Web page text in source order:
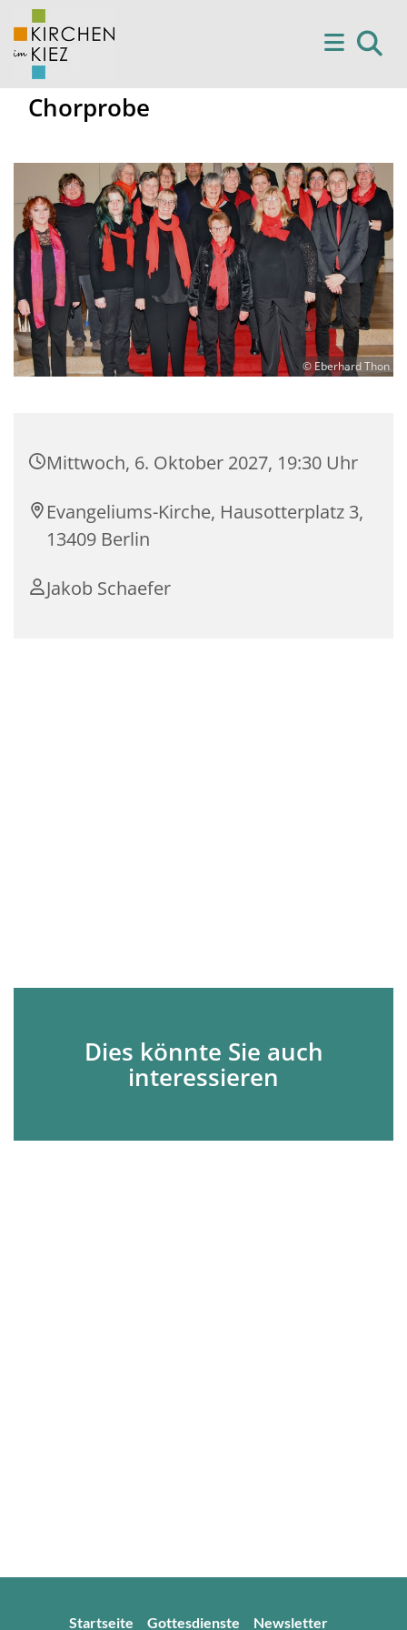
Chorprobe
© Eberhard Thon
Mittwoch, 6. Oktober 2027, 19:30 Uhr
Evangeliums-Kirche, Hausotterplatz 3,
13409 Berlin
Jakob Schaefer
Dies könnte Sie auch
interessieren
Startseite Gottesdienste Newsletter